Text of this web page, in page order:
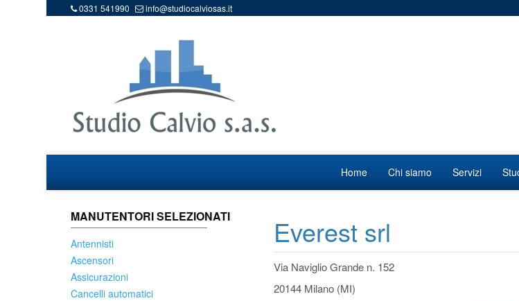
0331 541990 info@studiocalviosas.it
Home Chi siamo Servizi
MANUTENTORI SELEZIONATI
Antennisti
Ascensori
Assicurazioni
Cancelli automatici
Everest srl
Via Naviglio Grande n. 152
20144 Milano (MI)